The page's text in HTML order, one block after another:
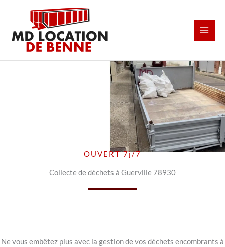
contenu
OUVERT 7j/7
Collecte de déchets à Guerville 78930
Ne vous embêtez plus avec la gestion de vos déchets encombrants à